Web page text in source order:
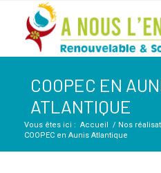
COOPEC EN
ATLANTIQUE
Vous êtes ici : Accueil / Nos
COOPEC en Aunis Atlantique